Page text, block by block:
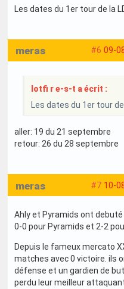
Les dates du 1er tour de la
#6 09-
meras
lotfi r e-s-t a écrit :
Les dates du 1er tour de
aller: 19 du 21 septembre
retour: 26 du 28 septembre
#7 10-
meras
Ahly et Pyramids ont
0-0 pour Pyramids et 2-2
Depuis le fameux mercato
matches avec 0 victoire. ils
défense et un gardien de
perdu leur meilleur